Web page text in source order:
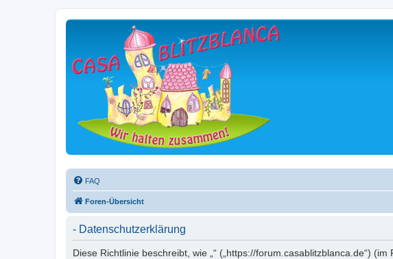
FAQ
Foren-Übersicht
- Datenschutzerklärung
Diese Richtlinie beschreibt, wie „“ („https://forum.casablitzblanca.de“)